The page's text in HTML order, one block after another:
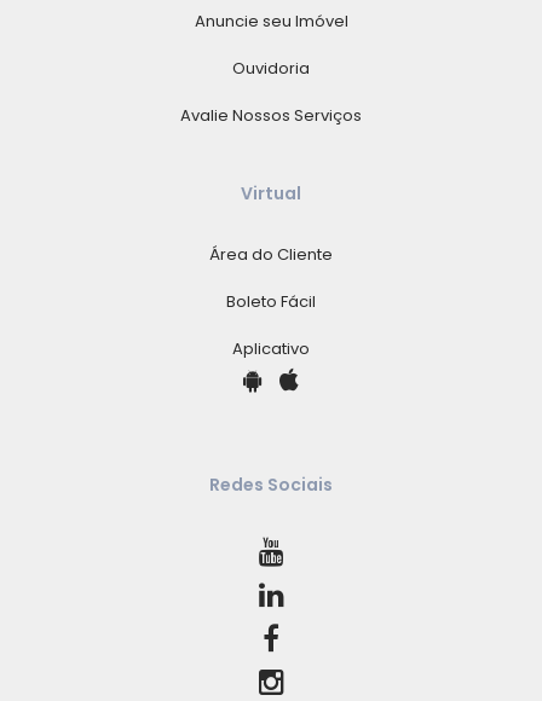
Anuncie seu Imóvel
Ouvidoria
Avalie Nossos Serviços
Virtual
Área do Cliente
Boleto Fácil
Aplicativo
Redes Sociais